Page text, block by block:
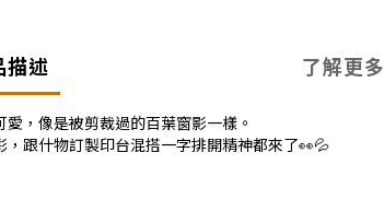
描述 了解更多
，像是被剪裁過的百葉窗影一樣。
，跟什物訂製印台混搭一字排開精神都來了👀💦